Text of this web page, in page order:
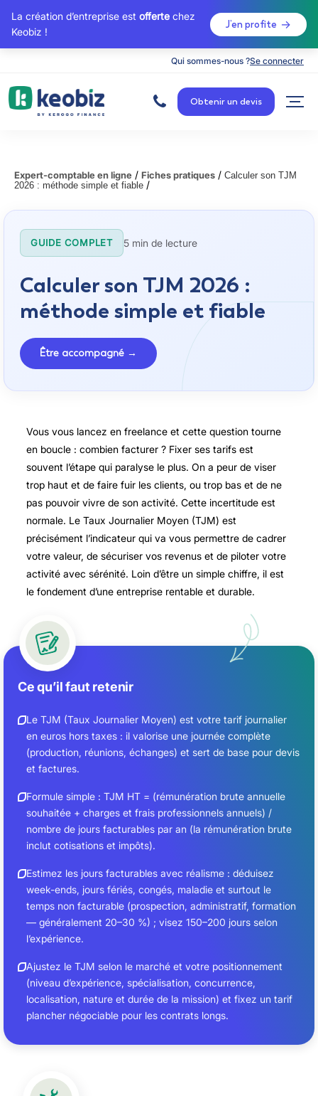
La création d’entreprise est offerte chez
Keobiz !
J’en profite
Qui sommes-nous ?Se connecter
c
c
u
Obtenir un devis
Expert-comptable en ligne / Fiches pratiques / Calculer son TJM
2026 : méthode simple et fiable /
GUIDE COMPLET 5 min de lecture
Calculer son TJM 2026 :
méthode simple et fiable
Être accompagné →
Vous vous lancez en freelance et cette question tourne
en boucle : combien facturer ? Fixer ses tarifs est
souvent l’étape qui paralyse le plus. On a peur de viser
trop haut et de faire fuir les clients, ou trop bas et de ne
pas pouvoir vivre de son activité. Cette incertitude est
normale. Le Taux Journalier Moyen (TJM) est
précisément l’indicateur qui va vous permettre de cadrer
votre valeur, de sécuriser vos revenus et de piloter votre
activité avec sérénité. Loin d’être un simple chiffre, il est
le fondement d’une entreprise rentable et durable.
Ce qu’il faut retenir
Le TJM (Taux Journalier Moyen) est votre tarif journalier
en euros hors taxes : il valorise une journée complète
(production, réunions, échanges) et sert de base pour devis
et factures.
Formule simple : TJM HT = (rémunération brute annuelle
souhaitée + charges et frais professionnels annuels) /
nombre de jours facturables par an (la rémunération brute
inclut cotisations et impôts).
Estimez les jours facturables avec réalisme : déduisez
week-ends, jours fériés, congés, maladie et surtout le
temps non facturable (prospection, administratif, formation
— généralement 20–30 %) ; visez 150–200 jours selon
l’expérience.
Ajustez le TJM selon le marché et votre positionnement
(niveau d’expérience, spécialisation, concurrence,
localisation, nature et durée de la mission) et fixez un tarif
plancher négociable pour les contrats longs.